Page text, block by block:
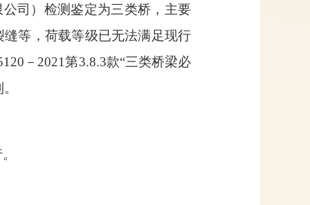
司）检测鉴定为三类桥，主要
等，荷载等级已无法满足现行
－2021第3.8.3款“三类桥梁必